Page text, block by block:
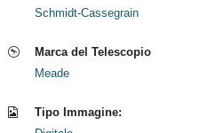
Schmidt-Cassegrain
Marca del Telescopio
Meade
Tipo Immagine: